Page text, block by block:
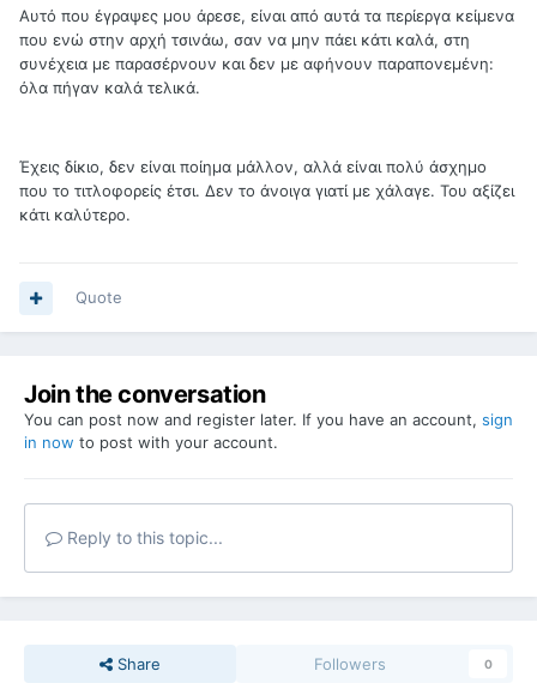
Αυτό που έγραψες μου άρεσε, είναι από αυτά τα περίεργα κείμενα
που ενώ στην αρχή τσινάω, σαν να μην πάει κάτι καλά, στη
συνέχεια με παρασέρνουν και δεν με αφήνουν παραπονεμένη:
όλα πήγαν καλά τελικά.
Έχεις δίκιο, δεν είναι ποίημα μάλλον, αλλά είναι πολύ άσχημο
που το τιτλοφορείς έτσι. Δεν το άνοιγα γιατί με χάλαγε. Του αξίζει
κάτι καλύτερο.
Quote
Join the conversation
You can post now and register later. If you have an account, sign
in now to post with your account.
Reply to this topic...
Share Followers 0